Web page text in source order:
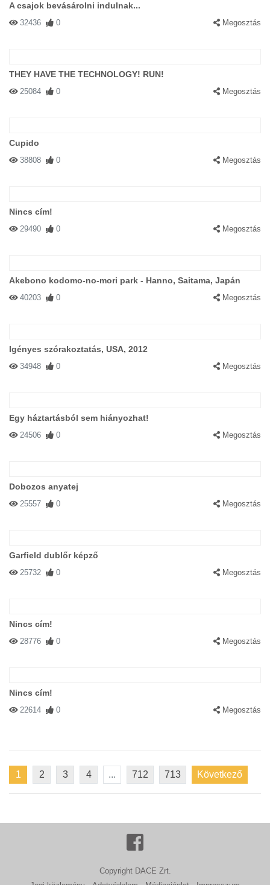
A csajok bevásárolni indulnak...
32436 0 Megosztás
THEY HAVE THE TECHNOLOGY! RUN!
25084 0 Megosztás
Cupido
38808 0 Megosztás
Nincs cím!
29490 0 Megosztás
Akebono kodomo-no-mori park - Hanno, Saitama, Japán
40203 0 Megosztás
Igényes szórakoztatás, USA, 2012
34948 0 Megosztás
Egy háztartásból sem hiányozhat!
24506 0 Megosztás
Dobozos anyatej
25557 0 Megosztás
Garfield dublőr képző
25732 0 Megosztás
Nincs cím!
28776 0 Megosztás
Nincs cím!
22614 0 Megosztás
1 2 3 4 ... 712 713 Következő
Copyright DACE Zrt.